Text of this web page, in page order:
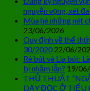
nguyện vọng, xét
Mùa hè những nét
23/06/2026
Quy định về thể
30/2020 22/06/
Rê bút và Lia bút:
bị nhầm lẫn? 19/
THỦ THUẬT
DẠY ĐỌC Ở TIỂU